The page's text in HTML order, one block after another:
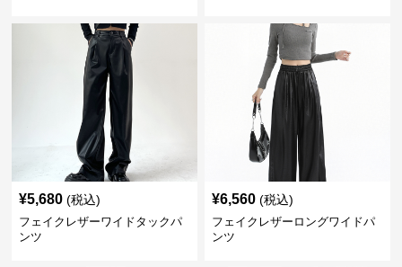
¥5,680 (税込)
フェイクレザーワイドタックパ
ンツ
¥6,560 (税込)
フェイクレザーロングワイドパ
ンツ